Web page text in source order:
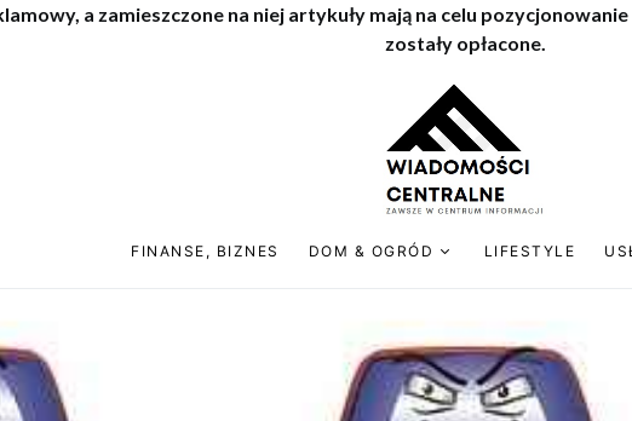
a zamieszczone na niej artykuły mają na celu
zostały opłacone.
FINANSE, BIZNES DOM & OGRÓD LIFESTYLE